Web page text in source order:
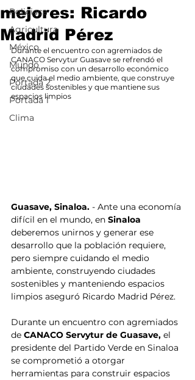
Policiaca
Agricultura
México
Mundo
Portada 2
Portada 1
Clima
mejores: Ricardo
Madrid Pérez
Durante el encuentro con agremiados de
CANACO Servytur Guasave se refrendó el
compromiso con un desarrollo económico
que cuida el medio ambiente, que construye
ciudades sostenibles y que mantiene sus
espacios limpios
Guasave, Sinaloa. - Ante una economía
difícil en el mundo, en Sinaloa
deberemos unirnos y generar ese
desarrollo que la población requiere,
pero siempre cuidando el medio
ambiente, construyendo ciudades
sostenibles y manteniendo espacios
limpios aseguró Ricardo Madrid Pérez.
Durante un encuentro con agremiados
de CANACO Servytur de Guasave, el
presidente del Partido Verde en Sinaloa
se comprometió a otorgar
herramientas para construir espacios